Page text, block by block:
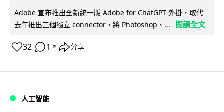
Adobe 宣布推出全新統一版 Adobe for ChatGPT 外掛，取代
去年推出三個獨立 connector，將 Photoshop、...
閱讀全文
32 1 ↗ 分享
人工智能